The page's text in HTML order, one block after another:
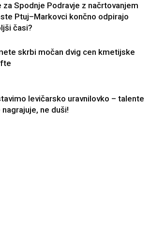
za Spodnje Podravje z načrtovanjem
Ptuj–Markovci končno odpirajo
časi?
skrbi močan dvig cen kmetijske
levičarsko uravnilovko – talente
nagrajuje, ne duši!